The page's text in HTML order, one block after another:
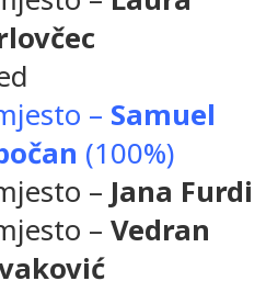
– Samuel
(100%)
– Jana Furdi
– Vedran